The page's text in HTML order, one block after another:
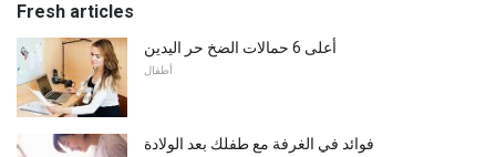
Fresh articles
أعلى 6 حمالات الضخ حر اليدين
أطفال
فوائد في الغرفة مع طفلك بعد الولادة